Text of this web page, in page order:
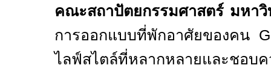
คณะสถาปัตยกรรมศาสตร์ มหาวิ
การออกแบบที่พักอาศัยของคน
ไลฟ์สไตล์ที่หลากหลายและชอบ